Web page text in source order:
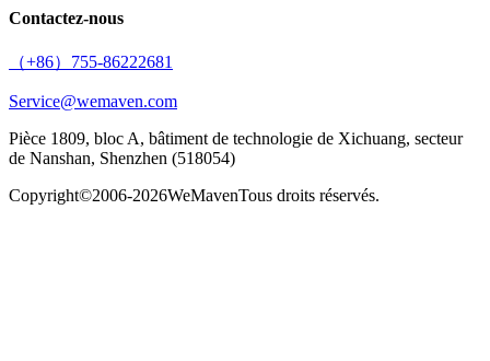
Contactez-nous
（+86）755-86222681
Service@wemaven.com
Pièce 1809, bloc A, bâtiment de technologie de Xichuang, secteur
de Nanshan, Shenzhen (518054)
Copyright©2006-2026WeMavenTous droits réservés.